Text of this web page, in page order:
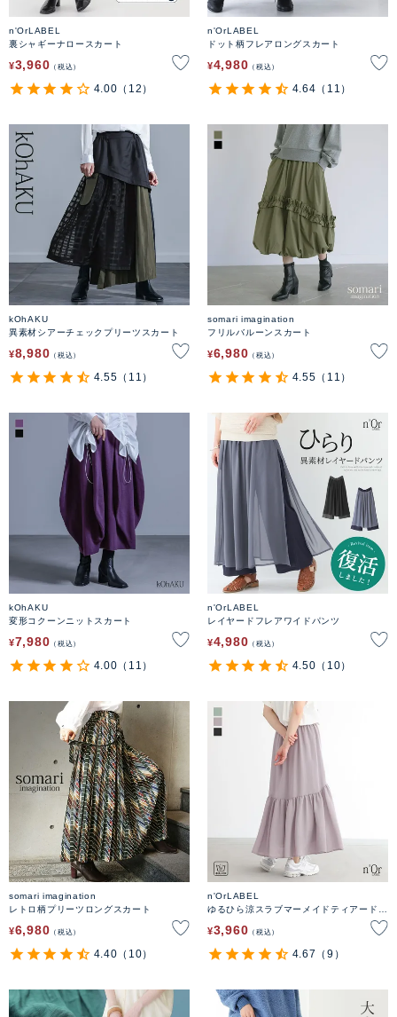
n'OrLABEL
裏シャギーナロースカート
¥3,960 税込
4.00 （12）
n'OrLABEL
ドット柄フレアロングスカート
¥4,980 税込
4.64 （11）
kOhAKU
異素材シアーチェックプリーツスカート
¥8,980 税込
4.55 （11）
somari imagination
フリルバルーンスカート
¥6,980 税込
4.55 （11）
kOhAKU
変形コクーンニットスカート
¥7,980 税込
4.00 （11）
n'OrLABEL
レイヤードフレアワイドパンツ
¥4,980 税込
4.50 （10）
somari imagination
レトロ柄プリーツロングスカート
¥6,980 税込
4.40 （10）
n'OrLABEL
ゆるひら涼スラブマーメイドティアードス
¥3,960 税込
4.67 （9）